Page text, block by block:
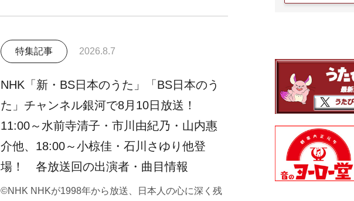
特集記事 2026.8.7
NHK「新・BS日本のうた」「BS日本のう
た」チャンネル銀河で8月10日放送！
11:00～水前寺清子・市川由紀乃・山内惠
介他、18:00～小椋佳・石川さゆり他登
場！ 各放送回の出演者・曲目情報
©NHK NHKが1998年から放送、日本人の心に深く残